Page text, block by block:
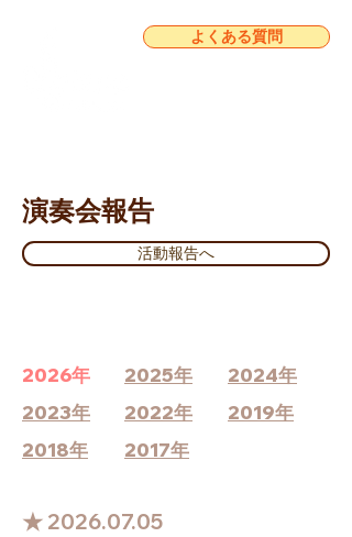
よくある質問
演奏会報告
活動報告へ
2026年 2025年
2024年
2023年
2022年
2019年
2018年
2017年
★ 2026.07.05